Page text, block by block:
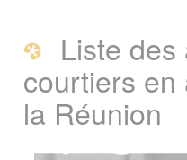
Liste
courtiers en
la Réunion